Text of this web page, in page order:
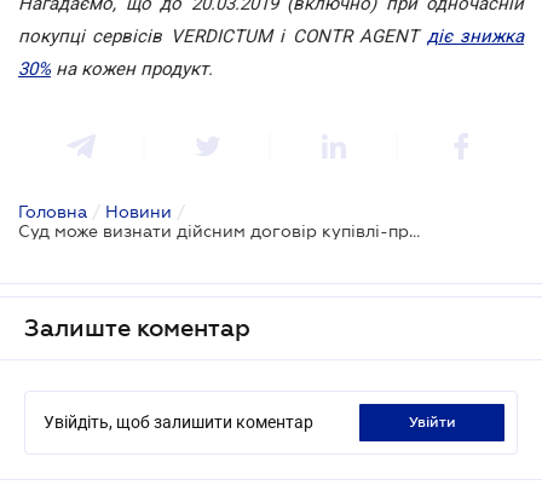
покупці сервісів VERDICTUM і CONTR AGENT діє знижка
30% на кожен продукт.
Головна / Новини /
Суд може визнати дійсним договір купівлі-продажу нерухомості без нотаріального посвідчення
Залиште коментар
Увійдіть, щоб залишити коментар увійти